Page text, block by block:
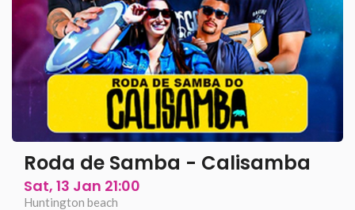
Roda de Samba - Calisamba
Sat, 13 Jan 21:00
Huntington beach